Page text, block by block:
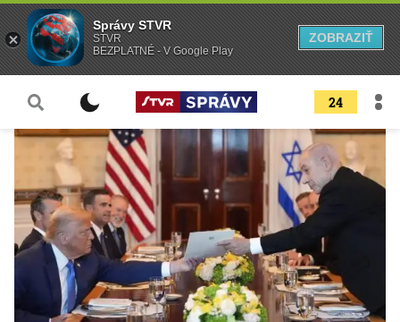
24
Správy STVR
STVR
BEZPLATNÉ - V Google Play
ZOBRAZIŤ